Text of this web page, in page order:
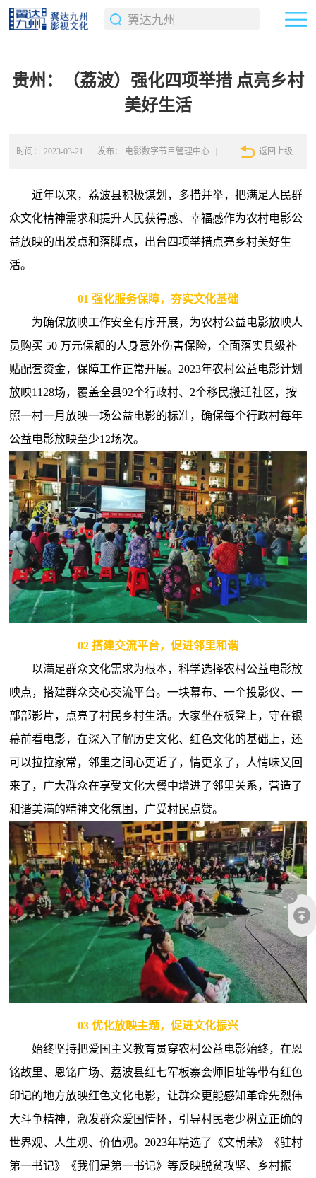
贵州：（荔波）强化四项举措 点亮乡村
美好生活
时间： 2023-03-21 发布： 电影数字节目管理中心 返回上级
近年以来，荔波县积极谋划，多措并举，把满足人民群
众文化精神需求和提升人民获得感、幸福感作为农村电影公
益放映的出发点和落脚点，出台四项举措点亮乡村美好生
活。
01 强化服务保障，夯实文化基础
为确保放映工作安全有序开展，为农村公益电影放映人
员购买 50 万元保额的人身意外伤害保险，全面落实县级补
贴配套资金，保障工作正常开展。2023年农村公益电影计划
放映1128场，覆盖全县92个行政村、2个移民搬迁社区，按
照一村一月放映一场公益电影的标准，确保每个行政村每年
公益电影放映至少12场次。
02 搭建交流平台，促进邻里和谐
以满足群众文化需求为根本，科学选择农村公益电影放
映点，搭建群众交心交流平台。一块幕布、一个投影仪、一
部部影片，点亮了村民乡村生活。大家坐在板凳上，守在银
幕前看电影，在深入了解历史文化、红色文化的基础上，还
可以拉拉家常，邻里之间心更近了，情更亲了，人情味又回
来了，广大群众在享受文化大餐中增进了邻里关系，营造了
和谐美满的精神文化氛围，广受村民点赞。
03 优化放映主题，促进文化振兴
始终坚持把爱国主义教育贯穿农村公益电影始终，在恩
铭故里、恩铭广场、荔波县红七军板寨会师旧址等带有红色
印记的地方放映红色文化电影，让群众更能感知革命先烈伟
大斗争精神，激发群众爱国情怀，引导村民老少树立正确的
世界观、人生观、价值观。2023年精选了《文朝荣》《驻村
第一书记》《我们是第一书记》等反映脱贫攻坚、乡村振